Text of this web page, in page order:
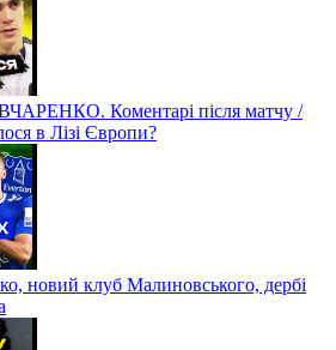
Коментарі після матчу /
в Лізі Європи?
новий клуб Малиновського, дербі